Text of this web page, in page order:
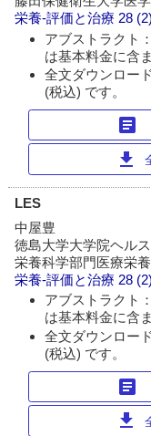
栄養-評価と治療 28 (2)
アブストラクト
は基本料金に含
全文ダウンロー
(税込) です。
article
download
LES
中屋豊
徳島大学大学院ヘル
栄養科学部門医療栄
栄養-評価と治療 28 (2)
アブストラクト
は基本料金に含
全文ダウンロー
(税込) です。
article
download